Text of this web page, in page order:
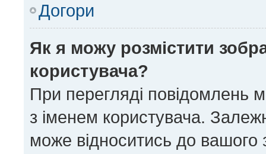
Догори
Як я можу розмістити
користувача?
При перегляді повідомлень
з іменем користувача.
може відноситись до вашого